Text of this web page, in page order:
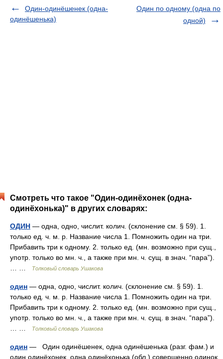
Один-одинёшенек (одна-
одинёшенька)
Один по одному (одна по
одной)
Смотреть что такое "Один-одинёхонек (одна-
одинёхонька)" в других словарях:
ОДИН — одна, одно, числит. колич. (склонение см. § 59). 1.
только ед. ч. м. р. Название числа 1. Помножить один на три.
Прибавить три к одному. 2. только ед. (мн. возможно при сущ.,
употр. только во мн. ч., а также при мн. ч. сущ. в знач. “пара”).
Толковый словарь Ушакова
один — одна, одно, числит. колич. (склонение см. § 59). 1.
только ед. ч. м. р. Название числа 1. Помножить один на три.
Прибавить три к одному. 2. только ед. (мн. возможно при сущ.,
употр. только во мн. ч., а также при мн. ч. сущ. в знач. “пара”).
Толковый словарь Ушакова
один — Один одинёшенек, одна одинёшенька (разг. фам.) и
один одинёхонек, одна одинёхонька (обл.) совершенно одинок,